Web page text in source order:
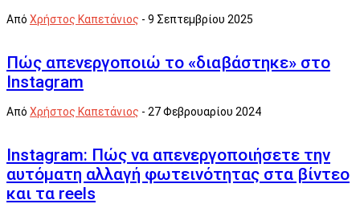
Από Χρήστος Καπετάνιος - 9 Σεπτεμβρίου 2025
Πώς απενεργοποιώ το «διαβάστηκε» στο
Instagram
Από Χρήστος Καπετάνιος - 27 Φεβρουαρίου 2024
Instagram: Πώς να απενεργοποιήσετε την
αυτόματη αλλαγή φωτεινότητας στα βίντεο
και τα reels